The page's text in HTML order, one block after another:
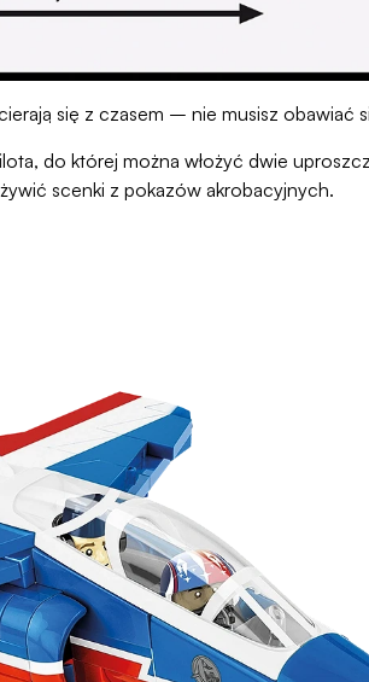
się z czasem – nie musisz obawiać
do której można włożyć dwie
scenki z pokazów akrobacyjnych.